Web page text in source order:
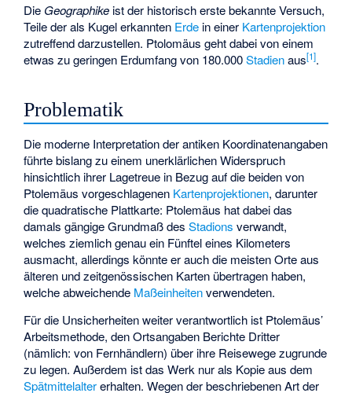
Die Geographike ist der historisch erste bekannte Versuch,
Teile der als Kugel erkannten Erde in einer Kartenprojektion
zutreffend darzustellen. Ptolomäus geht dabei von einem
etwas zu geringen Erdumfang von 180.000Stadienaus[1].
Problematik
Die moderne Interpretation der antiken Koordinatenangaben
führte bislang zu einem unerklärlichen Widerspruch
hinsichtlich ihrer Lagetreue in Bezug auf die beiden von
Ptolemäus vorgeschlagenen Kartenprojektionen, darunter
diequadratische Plattkarte: Ptolemäus hat dabei das
damals gängige Grundmaß desStadions verwandt,
welches ziemlich genau ein Fünftel eines Kilometers
ausmacht, allerdings könnte er auch die meisten Orte aus
älteren und zeitgenössischen Karten übertragen haben,
welche abweichende Maßeinheitenverwendeten.
Für die Unsicherheiten weiter verantwortlich ist Ptolemäus’
Arbeitsmethode, den Ortsangaben Berichte Dritter
(nämlich: von Fernhändlern) über ihre Reisewege zugrunde
zu legen. Außerdem ist das Werk nur als Kopie aus dem
Spätmittelaltererhalten. Wegen der beschriebenen Art der